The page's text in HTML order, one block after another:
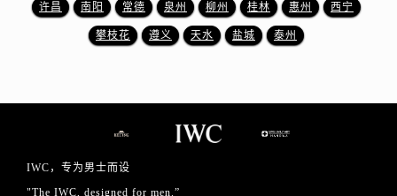
许昌 南阳 常德 泉州 柳州 桂林 惠州 西宁
攀枝花 遵义 天水 盐城 泰州
IWC，专为男士而设
"The IWC, designed for men.”